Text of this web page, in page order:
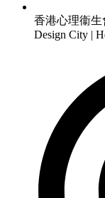
香港心理衞生
Design City |